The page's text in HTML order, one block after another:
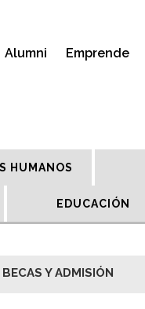
Alumni Emprende
HUMANOS
EDUCACIÓN
BECAS Y ADMISIÓN